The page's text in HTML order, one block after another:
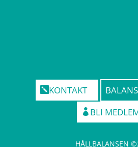
KONTAKT
BLI
HÅLLBALANSEN